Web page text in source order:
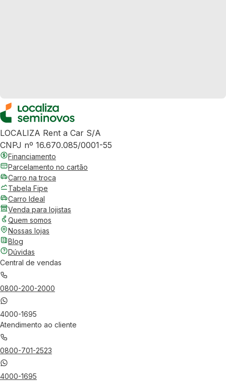
LOCALIZA Rent a Car S/A
CNPJ nº 16.670.085/0001-55
Financiamento
Parcelamento no cartão
Carro na troca
Tabela Fipe
Carro Ideal
Venda para lojistas
Quem somos
Nossas lojas
Blog
Dúvidas
Central de vendas
0800-200-2000
4000-1695
Atendimento ao cliente
0800-701-2523
4000-1695